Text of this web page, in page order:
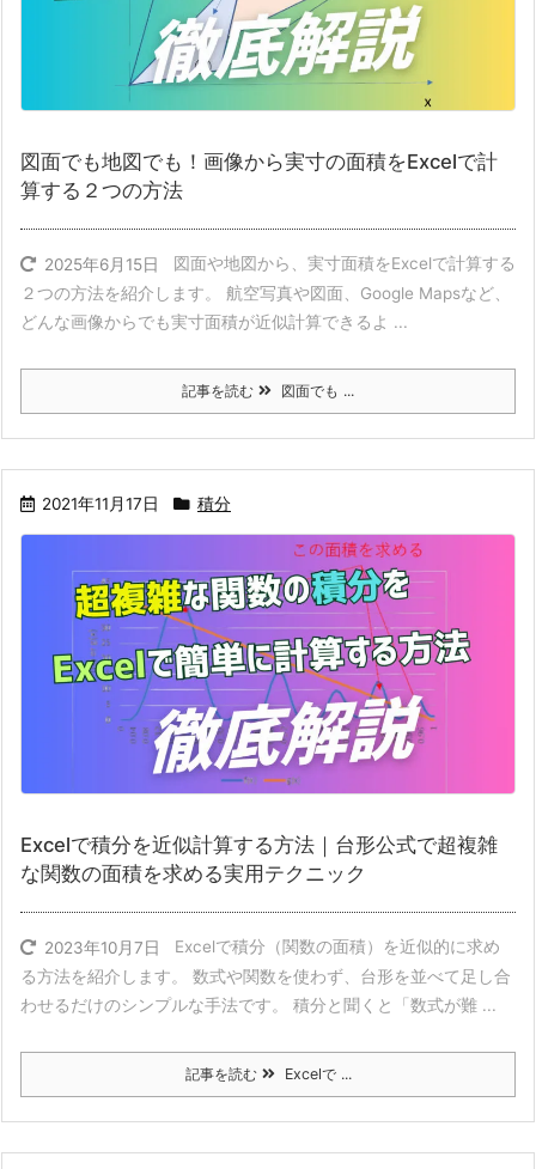
図面でも地図でも！画像から実寸の面積をExcelで計
算する２つの方法
2025年6月15日
図面や地図から、実寸面積をExcelで計算する
２つの方法を紹介します。 航空写真や図面、Google Mapsなど、
どんな画像からでも実寸面積が近似計算できるよ ...
記事を読む 図面でも ...
2021年11月17日 積分
Excelで積分を近似計算する方法｜台形公式で超複雑
な関数の面積を求める実用テクニック
2023年10月7日
Excelで積分（関数の面積）を近似的に求め
る方法を紹介します。 数式や関数を使わず、台形を並べて足し合
わせるだけのシンプルな手法です。 積分と聞くと「数式が難 ...
記事を読む Excelで ...